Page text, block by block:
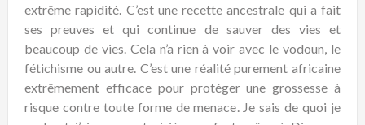
extrême rapidité. C’est une recette ancestrale qui a fait
ses preuves et qui continue de sauver des vies et
beaucoup de vies. Cela n’a rien à voir avec le vodoun, le
fétichisme ou autre. C’est une réalité purement africaine
extrêmement efficace pour protéger une grossesse à
risque contre toute forme de menace. Je sais de quoi je